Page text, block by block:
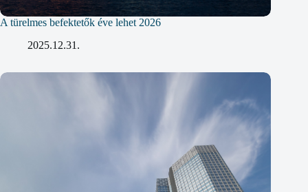
A türelmes befektetők éve lehet 2026
2025.12.31.